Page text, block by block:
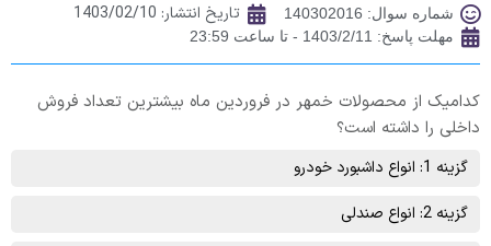
شماره سوال: 140302016 تاریخ انتشار: 1403/02/10
مهلت پاسخ: 1403/2/11 - تا ساعت 23:59
کدامیک از محصولات خمهر در فروردین ماه بیشترین تعداد فروش
داخلی را داشته است؟
گزینه 1: انواع داشبورد خودرو
گزینه 2: انواع صندلی